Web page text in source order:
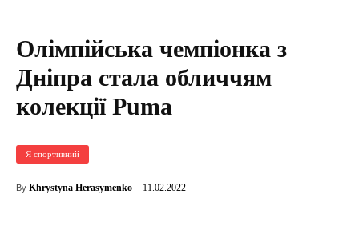
Олімпійська чемпіонка з
Дніпра стала обличчям
колекції Puma
Я спортивний
By Khrystyna Herasymenko 11.02.2022